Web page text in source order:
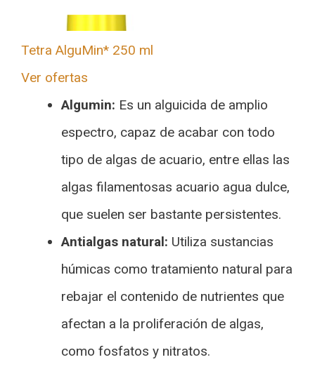
Tetra AlguMin* 250 ml
Ver ofertas
Algumin: Es un alguicida de amplio
espectro, capaz de acabar con todo
tipo de algas de acuario, entre ellas las
algas filamentosas acuario agua dulce,
que suelen ser bastante persistentes.
Antialgas natural: Utiliza sustancias
húmicas como tratamiento natural para
rebajar el contenido de nutrientes que
afectan a la proliferación de algas,
como fosfatos y nitratos.